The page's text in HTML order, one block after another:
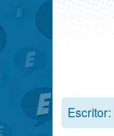
Escritor: